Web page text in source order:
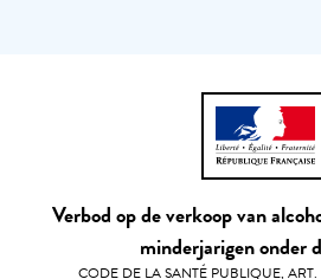
Verbod op de verkoop van
minderjarigen onder
CODE DE LA SANTÉ PUBLIQUE, ART.